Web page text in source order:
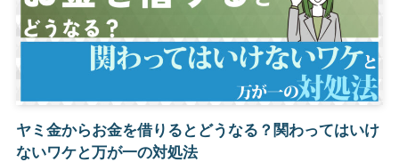
ヤミ金からお金を借りるとどうなる？関わってはいけ
ないワケと万が一の対処法